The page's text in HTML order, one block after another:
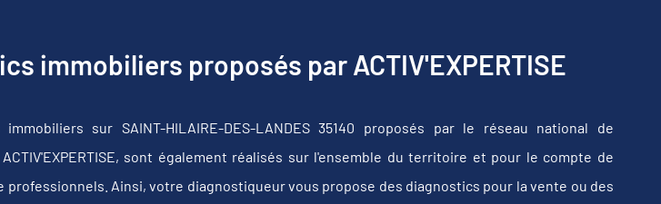
immobiliers proposés par ACTIV'EXPERTISE
sur SAINT-HILAIRE-DES-LANDES 35140 proposés par le réseau national de
sont également réalisés sur l'ensemble du territoire et pour le compte de
professionnels. Ainsi, votre diagnostiqueur vous propose des diagnostics pour la vente ou des